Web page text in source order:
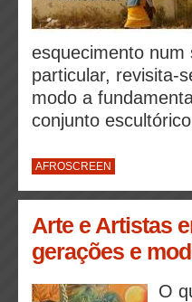
esquecimento num
particular, revisita-
modo a
conjunto
AFROSCREEN
Arte e Artistas
gerações e
O